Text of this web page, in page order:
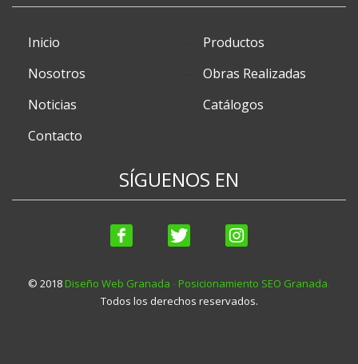
Inicio
Productos
Nosotros
Obras Realizadas
Noticias
Catálogos
Contacto
SÍGUENOS EN
© 2018 Diseño Web Granada Posicionamiento SEO Granada
Todos los derechos reservados.